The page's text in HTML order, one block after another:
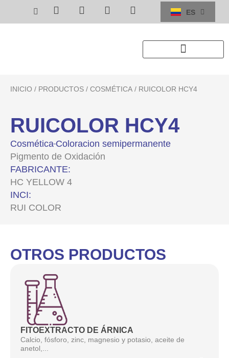
ES
EN
INICIO / PRODUCTOS / COSMÉTICA / RUICOLOR HCY4
RUICOLOR HCY4
Cosmética Coloracion semipermanente
Pigmento de Oxidación
FABRICANTE:
HC YELLOW 4
INCI:
RUI COLOR
OTROS PRODUCTOS
FITOEXTRACTO DE ÁRNICA
Calcio, fósforo, zinc, magnesio y potasio, aceite de
anetol,...